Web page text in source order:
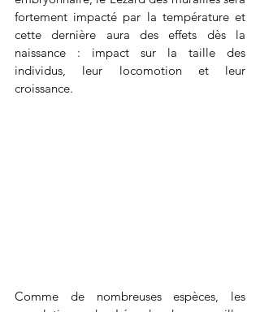
fortement impacté par la température et
cette dernière aura des effets dès la
naissance : impact sur la taille des
individus, leur locomotion et leur
croissance.
Comme de nombreuses espèces, les